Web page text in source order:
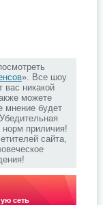
». Все шоу
вас никакой
можете
мнение будет
норм приличия!
сайта,
сеть